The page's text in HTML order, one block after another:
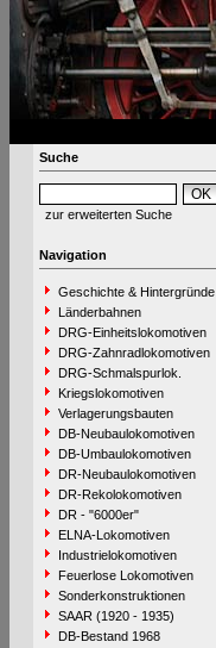
Suche
zur erweiterten Suche
Navigation
Geschichte & Hintergründe
Länderbahnen
DRG-Einheitslokomotiven
DRG-Zahnradlokomotiven
DRG-Schmalspurlok.
Kriegslokomotiven
Verlagerungsbauten
DB-Neubaulokomotiven
DB-Umbaulokomotiven
DR-Neubaulokomotiven
DR-Rekolokomotiven
DR - "6000er"
ELNA-Lokomotiven
Industrielokomotiven
Feuerlose Lokomotiven
Sonderkonstruktionen
SAAR (1920 - 1935)
DB-Bestand 1968